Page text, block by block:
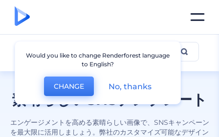
素晴らしいSNSテンプレート
エンゲージメントを高める素晴らしい画像で、SNSキャンペーン
を最大限に活用しましょう。弊社のカスタマイズ可能なデザイン
SNS
Would you like to change Renderforest language
to English?
CHANGE No, thanks